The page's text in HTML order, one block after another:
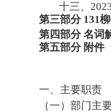
十三、
第三部分 131
第四部分 名词
第五部分 附件
一、主要职责
（一） 部门主